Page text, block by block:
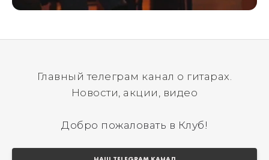
Главный телеграм канал о гитарах.
Новости, акции, видео
Добро пожаловать в Клуб!